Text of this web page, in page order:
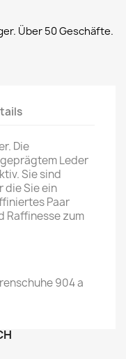
Über 50 Geschäfte.
Die
Leder
Sie sind
Sie ein
Paar
Raffinesse zum
904 a